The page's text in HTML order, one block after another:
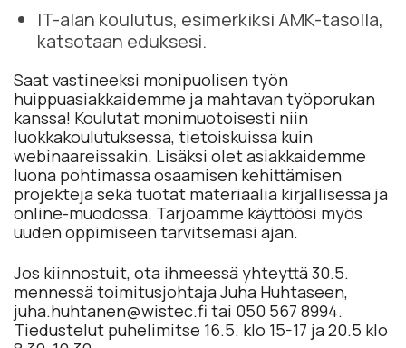
IT-alan koulutus, esimerkiksi AMK-tasolla,
katsotaan eduksesi.
Saat vastineeksi monipuolisen työn
huippuasiakkaidemme ja mahtavan työporukan
kanssa! Koulutat monimuotoisesti niin
luokkakoulutuksessa, tietoiskuissa kuin
webinaareissakin. Lisäksi olet asiakkaidemme
luona pohtimassa osaamisen kehittämisen
projekteja sekä tuotat materiaalia kirjallisessa ja
online-muodossa. Tarjoamme käyttöösi myös
uuden oppimiseen tarvitsemasi ajan.
Jos kiinnostuit, ota ihmeessä yhteyttä 30.5.
mennessä toimitusjohtaja Juha Huhtaseen,
juha.huhtanen@wistec.fi tai 050 567 8994.
Tiedustelut puhelimitse 16.5. klo 15-17 ja 20.5 klo